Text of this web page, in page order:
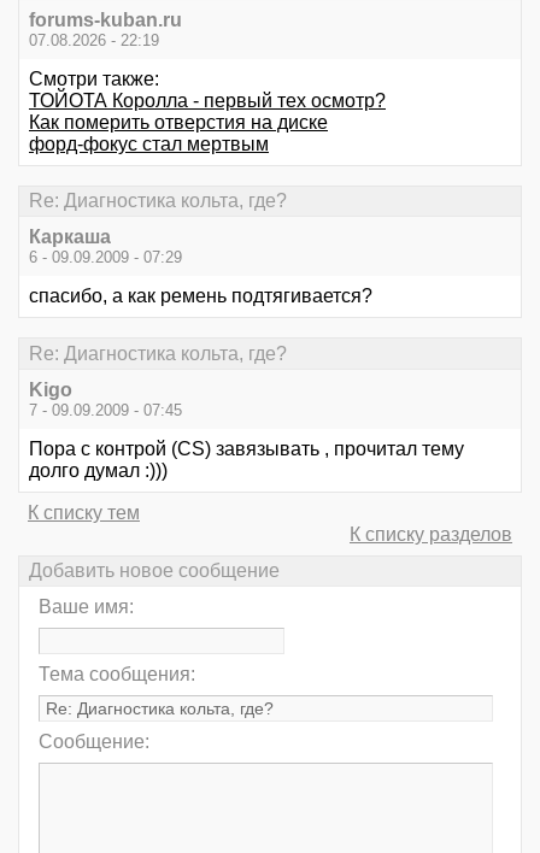
forums-kuban.ru
07.08.2026 - 22:19
Смотри также:
ТОЙОТА Королла - первый тех осмотр?
Как померить отверстия на диске
форд-фокус стал мертвым
Re: Диагностика кольта, где?
Каркаша
6 - 09.09.2009 - 07:29
спасибо, а как ремень подтягивается?
Re: Диагностика кольта, где?
Kigo
7 - 09.09.2009 - 07:45
Пора с контрой (CS) завязывать , прочитал тему
долго думал :)))
К списку тем
К списку разделов
Добавить новое сообщение
Ваше имя:
Тема сообщения:
Сообщение: